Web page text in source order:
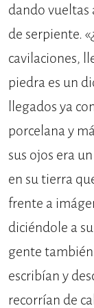
dando
de serpiente.
cavilaciones,
piedra es un
llegados ya
porcelana y
sus ojos era
en su tierra
frente a
diciéndole a
gente
escribían y
recorrían de